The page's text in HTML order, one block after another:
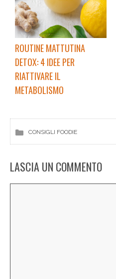
ROUTINE MATTUTINA
DETOX: 4 IDEE PER
RIATTIVARE IL
METABOLISMO
CONSIGLI FOODIE
LASCIA UN COMMENTO